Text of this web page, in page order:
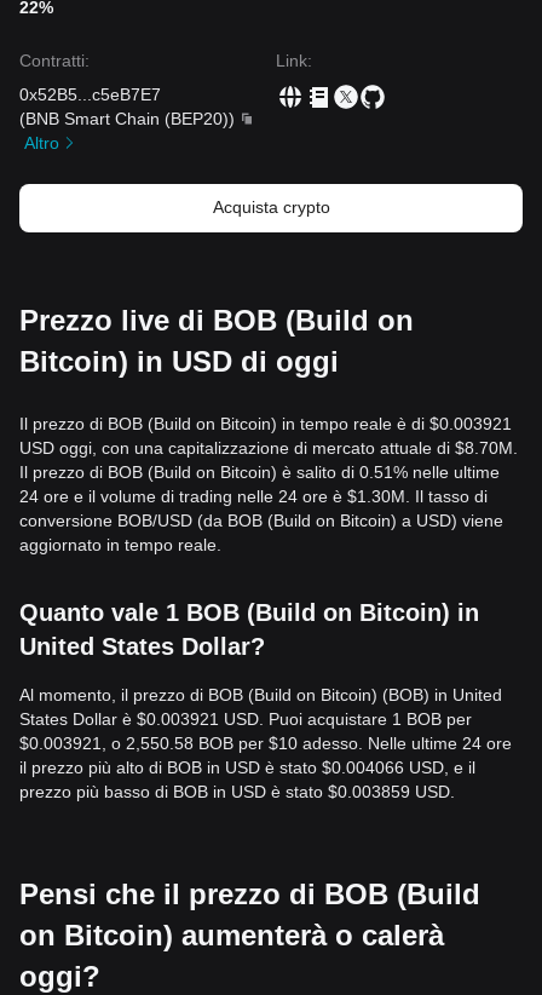
22%
Contratti:
0x52B5
c5eB7E7
(BNB Smart Chain (BEP20))
Altro
Link:
Acquista crypto
Prezzo live di BOB (Build on
Bitcoin) in USD di oggi
Il prezzo di BOB (Build on Bitcoin) in tempo reale è di $0.003921
USD oggi, con una capitalizzazione di mercato attuale di $8.70M.
Il prezzo di BOB (Build on Bitcoin) è salito di 0.51% nelle ultime
24 ore e il volume di trading nelle 24 ore è $1.30M. Il tasso di
conversione BOB/USD (da BOB (Build on Bitcoin) a USD) viene
aggiornato in tempo reale.
Quanto vale 1 BOB (Build on Bitcoin) in
United States Dollar?
Al momento, il prezzo di BOB (Build on Bitcoin) (BOB) in United
States Dollar è $0.003921 USD. Puoi acquistare 1 BOB per
$0.003921, o 2,550.58 BOB per $10 adesso. Nelle ultime 24 ore
il prezzo più alto di BOB in USD è stato $0.004066 USD, e il
prezzo più basso di BOB in USD è stato $0.003859 USD.
Pensi che il prezzo di BOB (Build
on Bitcoin) aumenterà o calerà
oggi?